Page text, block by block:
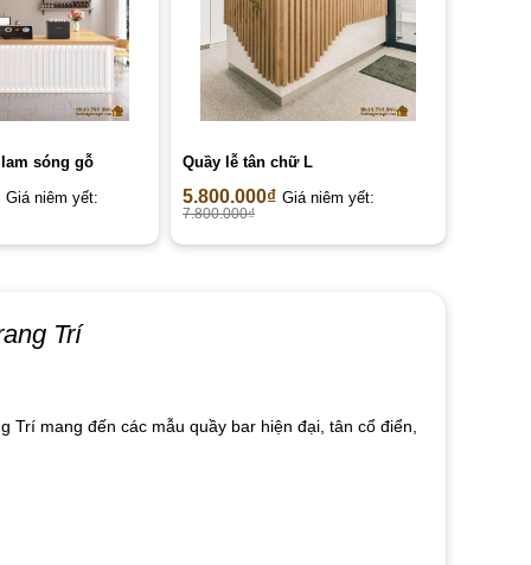
sóng gỗ
Giá niêm yết:
Quầy lễ tân chữ L
5.800.000₫ Giá niêm yết:
7.800.000₫
Trí
mang đến các mẫu quầy bar hiện đại, tân cổ điển,